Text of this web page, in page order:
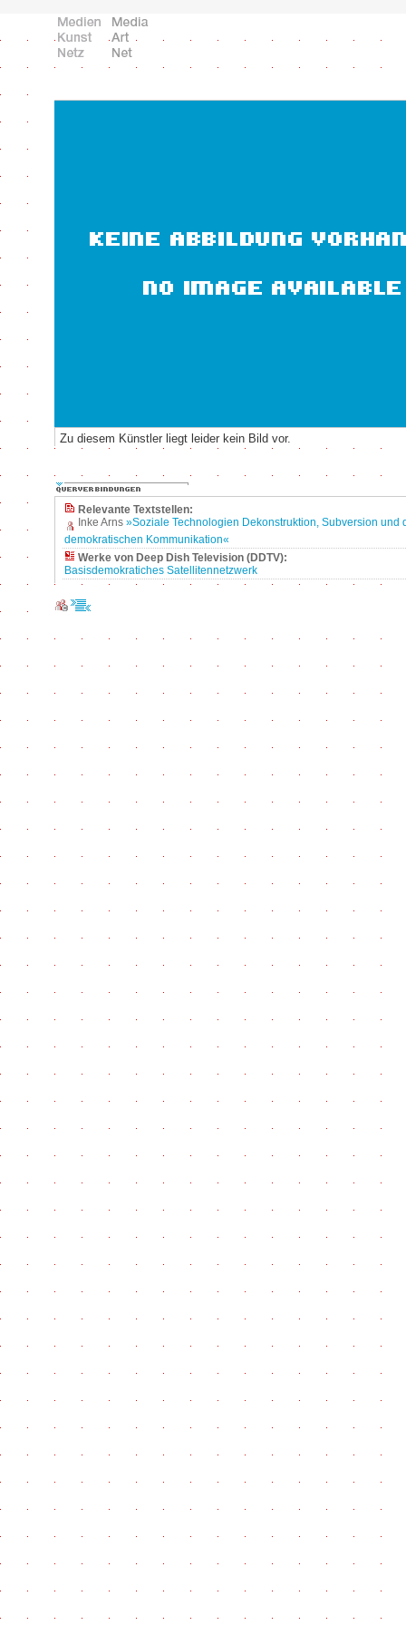
Zu diesem Künstler liegt leider kein Bild vor.
Relevante Textstellen:
Inke Arns »Soziale Technologien Dekonstruktion, Subversion und
demokratischen Kommunikation«
Werke von Deep Dish Television (DDTV):
Basisdemokratiches Satellitennetzwerk